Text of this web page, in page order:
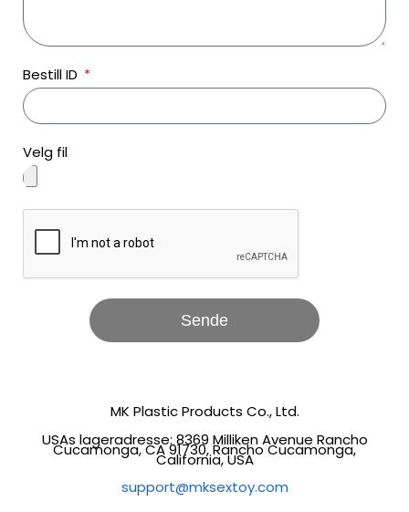
Bestill ID
Velg fil
Sende
MK Plastic Products Co., Ltd.
USAs lageradresse: 8369 Milliken Avenue Rancho
Cucamonga, CA 91730, Rancho Cucamonga,
California, USA
support@mksextoy.com